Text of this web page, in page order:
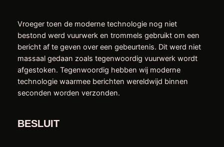
Vroeger toen de moderne technologie nog niet
bestond werd vuurwerk en trommels gebruikt om een
bericht af te geven over een gebeurtenis. Dit werd niet
massaal gedaan zoals tegenwoordig vuurwerk wordt
afgestoken. Tegenwoordig hebben wij moderne
technologie waarmee berichten wereldwijd binnen
seconden worden verzonden.
BESLUIT